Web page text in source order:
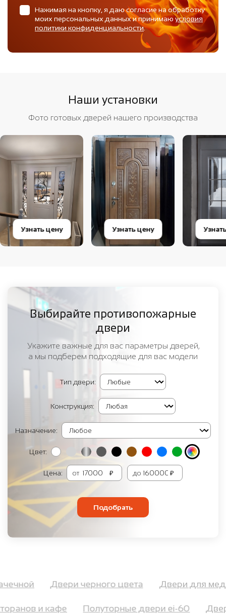
Нажимая на кнопку, я даю согласие на обработку
моих персональных данных и принимаюусловия
политики конфиденциальности.
Наши установки
Фото готовых дверей нашего производства
Узнать цену Узнать цену
Выбирайте противопожарные
двери
Укажите важные для вас параметры дверей,
а мы подберем подходящие для вас модели
Тип двери:
Конструкция:
Назначение:
Цвет:
Цена: от ₽ до ₽
Подобрать
Двери черного цвета Двери для
и кафе Полуторные двери ei-60